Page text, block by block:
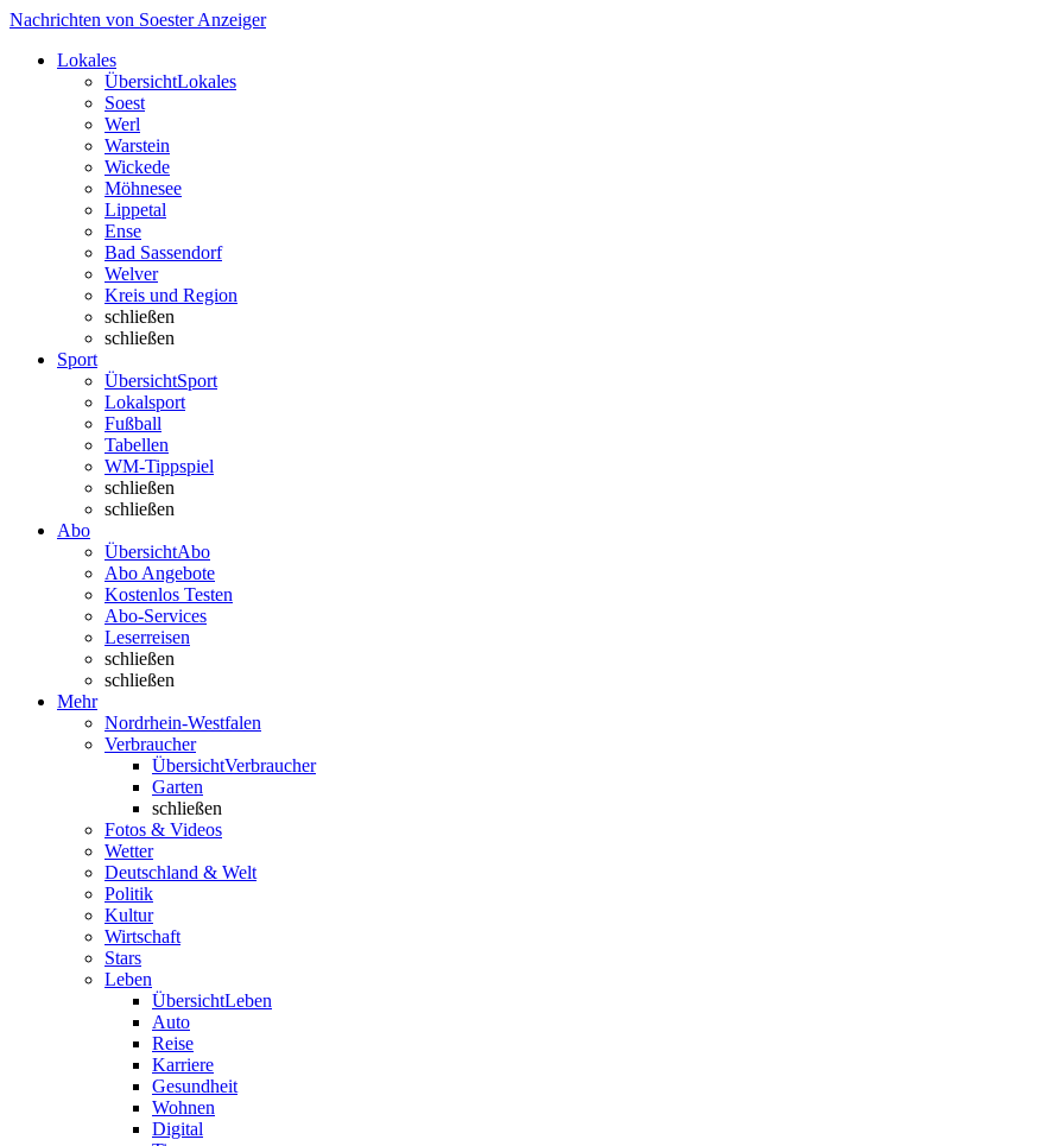
Nachrichten von Soester Anzeiger
Lokales
ÜbersichtLokales
Soest
Werl
Warstein
Wickede
Möhnesee
Lippetal
Ense
Bad Sassendorf
Welver
Kreis und Region
schließen
schließen
Sport
ÜbersichtSport
Lokalsport
Fußball
Tabellen
WM-Tippspiel
schließen
schließen
Abo
ÜbersichtAbo
Abo Angebote
Kostenlos Testen
Abo-Services
Leserreisen
schließen
schließen
Mehr
Nordrhein-Westfalen
Verbraucher
ÜbersichtVerbraucher
Garten
schließen
Fotos & Videos
Wetter
Deutschland & Welt
Politik
Kultur
Wirtschaft
Stars
Leben
ÜbersichtLeben
Auto
Reise
Karriere
Gesundheit
Wohnen
Digital